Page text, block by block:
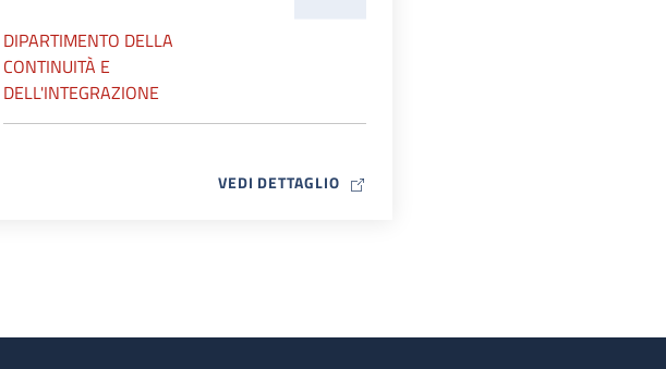
DIPARTIMENTO DELLA
CONTINUITÀ E
DELL'INTEGRAZIONE
VEDI DETTAGLIOMAP ICON